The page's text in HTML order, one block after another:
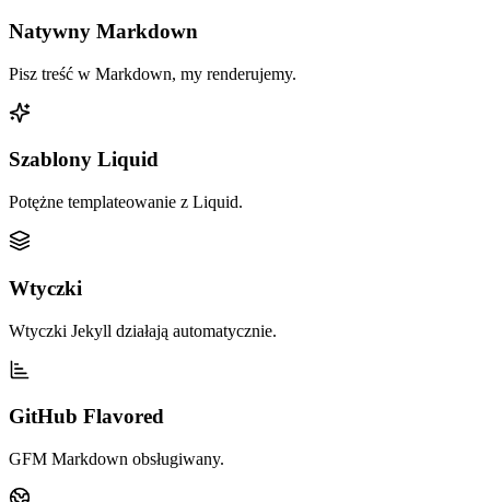
Natywny Markdown
Pisz treść w Markdown, my renderujemy.
Szablony Liquid
Potężne templateowanie z Liquid.
Wtyczki
Wtyczki Jekyll działają automatycznie.
GitHub Flavored
GFM Markdown obsługiwany.